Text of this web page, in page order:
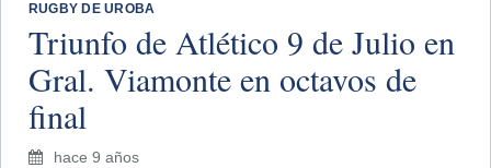
RUGBY DE UROBA
Triunfo de Atlético 9 de Julio en
Gral. Viamonte en octavos de
final
hace 9 años